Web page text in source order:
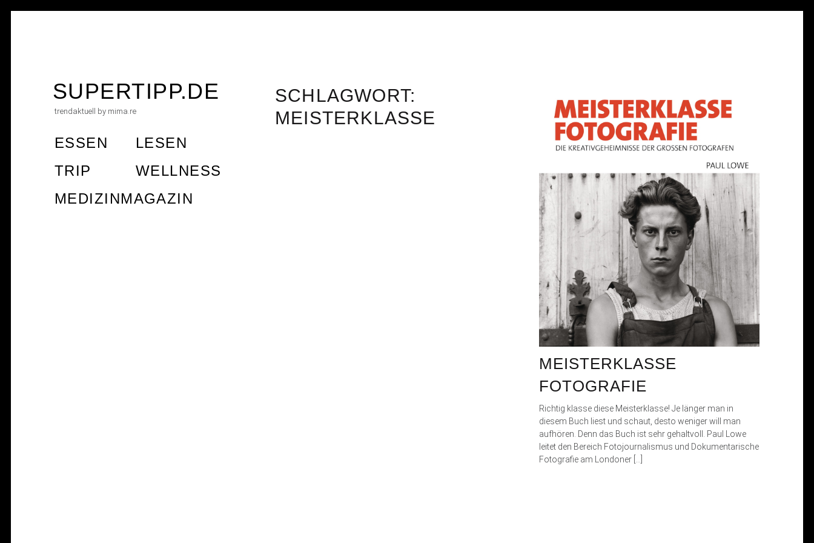
SUPERTIPP.DE
trendaktuell by mima.re
ESSEN
LESEN
TRIP
WELLNESS
MEDIZINMAGAZIN
SCHLAGWORT:
MEISTERKLASSE
MEISTERKLASSE
FOTOGRAFIE
Richtig klasse diese Meisterklasse! Je länger man in
diesem Buch liest und schaut, desto weniger will man
aufhören. Denn das Buch ist sehr gehaltvoll. Paul Lowe
leitet den Bereich Fotojournalismus und Dokumentarische
Fotografie am Londoner […]